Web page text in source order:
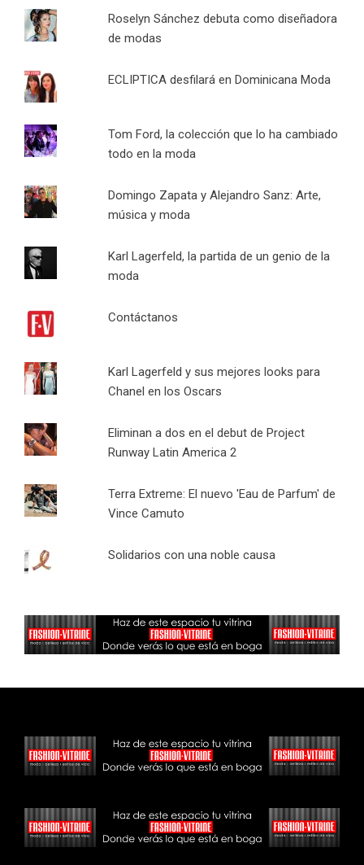
Roselyn Sánchez debuta como diseñadora
de modas
ECLIPTICA desfilará en Dominicana Moda
Tom Ford, la colección que lo ha cambiado
todo en la moda
Domingo Zapata y Alejandro Sanz: Arte,
música y moda
Karl Lagerfeld, la partida de un genio de la
moda
Contáctanos
Karl Lagerfeld y sus mejores looks para
Chanel en los Oscars
Eliminan a dos en el debut de Project
Runway Latin America 2
Terra Extreme: El nuevo 'Eau de Parfum' de
Vince Camuto
Solidarios con una noble causa